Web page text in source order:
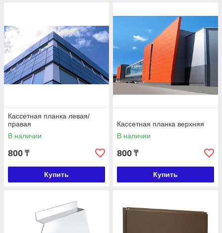
Кассетная планка левая/
правая
В наличии
800 ₸
Купить
Кассетная планка верхняя
В наличии
800 ₸
Купить